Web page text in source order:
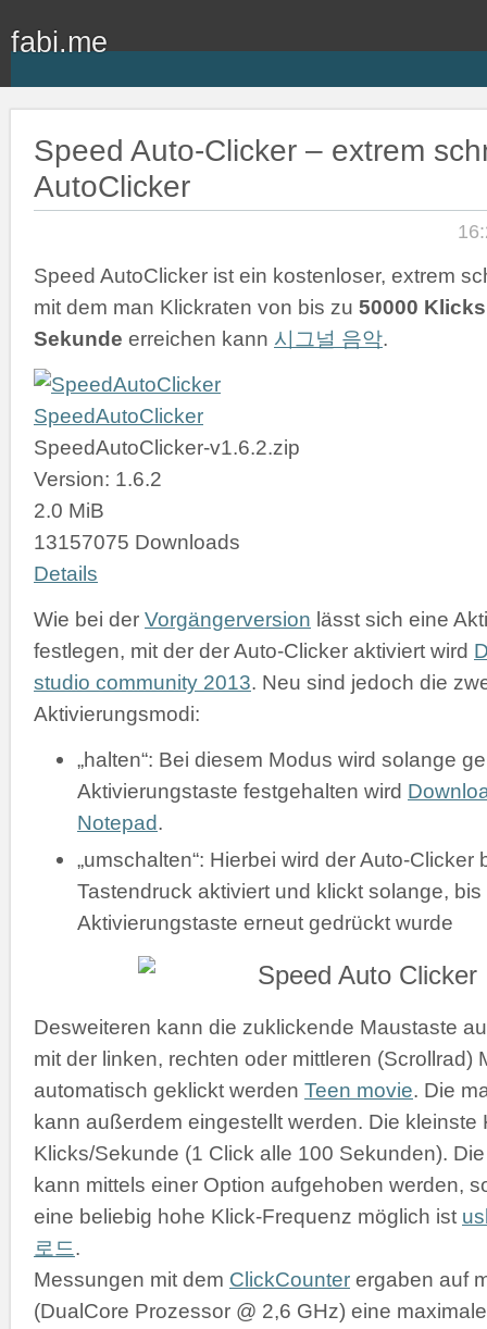
fabi.me
Speed Auto-Clicker – extrem
AutoClicker
Speed AutoClicker ist ein kostenloser, extrem
mit dem man Klickraten von bis zu 50000
Sekunde erreichen kann 시그널 음악.
SpeedAutoClicker
SpeedAutoClicker-v1.6.2.zip
Version: 1.6.2
2.0 MiB
13157075 Downloads
Details
Wie bei der Vorgängerversion lässt sich eine
festlegen, mit der der Auto-Clicker aktiviert wird
studio community 2013. Neu sind jedoch die
Aktivierungsmodi:
„halten“: Bei diesem Modus wird solange
Aktivierungstaste festgehalten wird
Notepad.
„umschalten“: Hierbei wird der Auto-Clicker
Tastendruck aktiviert und klickt solange, bis
Aktivierungstaste erneut gedrückt wurde
Desweiteren kann die zuklickende Maustaste
mit der linken, rechten oder mittleren (Scrollrad)
automatisch geklickt werden Teen movie. Die
kann außerdem eingestellt werden. Die kleinste
Klicks/Sekunde (1 Click alle 100 Sekunden).
kann mittels einer Option aufgehoben werden,
eine beliebig hohe Klick-Frequenz möglich ist
로드.
Messungen mit dem ClickCounter ergaben auf
(DualCore Prozessor @ 2,6 GHz) eine